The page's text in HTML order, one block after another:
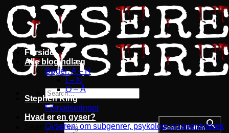
Fortsæt
til
indhold
Search for: Search Button
Forside
Alle blogindlæg
Bøger: A – H
I – N
O – Å
Stephen King
Filmatiseringer
Hvad er en gyser?
Gyseren: om subgenrer, psykologi og eventyrtræk